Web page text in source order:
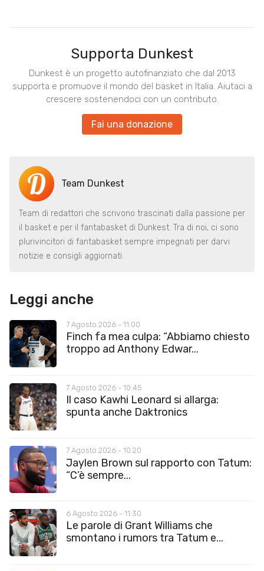
Supporta Dunkest
Dunkest è un progetto autofinanziato che dal 2013
supporta e promuove il mondo del basket in Italia. Aiutaci a
crescere sostenendoci con un contributo.
Fai una donazione
Team Dunkest
Team di redattori che scrivono trascinati dalla passione per
il basket e per il fantabasket di Dunkest. Tra di noi, ci sono
plurivincitori di fantabasket sempre impegnati per darvi
notizie e consigli aggiornati.
Leggi anche
7 Agosto 2026 - 11:00
Finch fa mea culpa: “Abbiamo chiesto
troppo ad Anthony Edwar...
7 Agosto 2026 - 10:45
Il caso Kawhi Leonard si allarga:
spunta anche Daktronics
7 Agosto 2026 - 10:20
Jaylen Brown sul rapporto con Tatum:
“C’è sempre...
6 Agosto 2026 - 11:30
Le parole di Grant Williams che
smontano i rumors tra Tatum e...